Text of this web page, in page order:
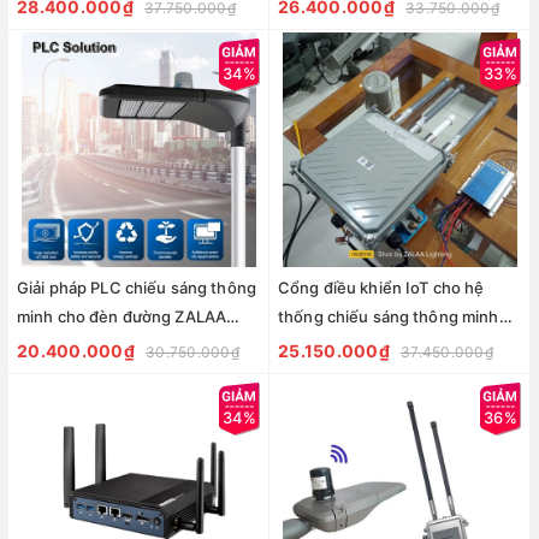
28.400.000₫ 37.750.000₫ 26.400.000₫ 33.750.000₫
34%
Giải pháp PLC chiếu sáng thông
minh cho đèn đường ZALAA
Smart Lighting Solutions
20.400.000₫ 30.750.000₫
33%
Cổng điều khiển IoT cho hệ
thống chiếu sáng thông minh
Zalaa Zlk SZ11LR-GW-2 Lorawan
25.150.000₫ 37.450.000₫
34% 36%